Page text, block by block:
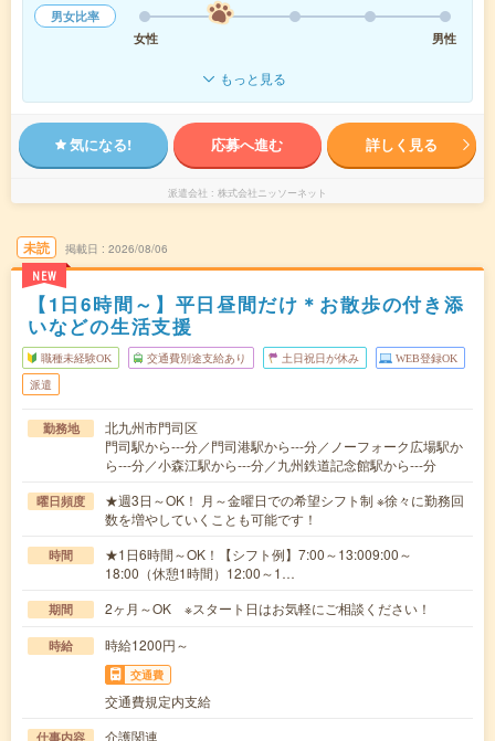
男女比率
女性
男性
もっと見る
気になる! 応募へ進む 詳しく見る
派遣会社 株式会社ニッソーネット
未読
NEW
掲載日 2026/08/06
【1日6時間～】平日昼間だけ＊お散歩の付き添
いなどの生活支援
職種未経験OK 交通費別途支給あり 土日祝日が休み WEB登録OK
派遣
勤務地
北九州市門司区
門司駅から---分／門司港駅から---分／ノーフォーク広場駅か
ら---分／小森江駅から---分／九州鉄道記念館駅から---分
曜日頻度
★週3日～OK！ 月～金曜日での希望シフト制 ※徐々に勤務回
数を増やしていくことも可能です！
時間
★1日6時間～OK！【シフト例】7:00～13:009:00～
18:00（休憩1時間）12:00～1…
期間 2ヶ月～OK ※スタート日はお気軽にご相談ください！
時給 時給1200円～
交通費
交通費規定内支給
仕事内容 介護関連